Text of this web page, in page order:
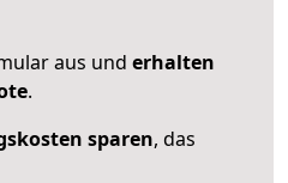
aus und erhalten
.
sparen, das